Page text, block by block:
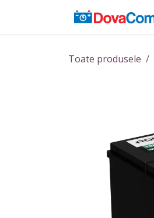
Toate produsele